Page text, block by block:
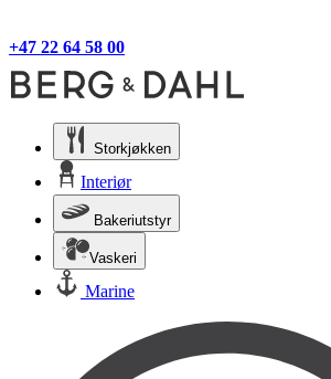
+47 22 64 58 00
Storkjøkken
Interiør
Bakeriutstyr
Vaskeri
Marine